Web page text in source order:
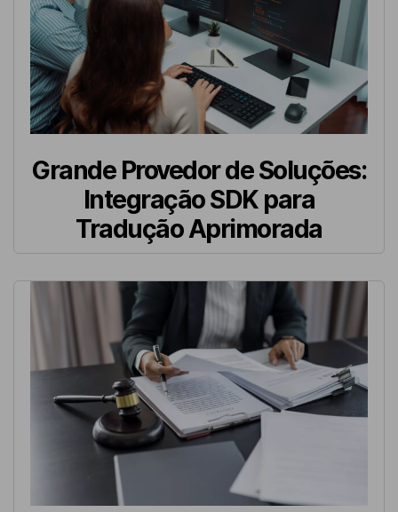
Grande Provedor de Soluções:
Integração SDK para
Tradução Aprimorada